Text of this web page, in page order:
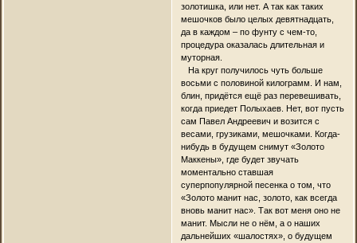
золотишка, или нет. А так как таких
мешочков было целых девятнадцать,
да в каждом – по фунту с чем-то,
процедура оказалась длительная и
муторная.
На круг получилось чуть больше
восьми с половиной килограмм. И нам,
блин, придётся ещё раз перевешивать,
когда приедет Полыхаев. Нет, вот пусть
сам Павел Андреевич и возится с
весами, грузиками, мешочками. Когда-
нибудь в будущем снимут «Золото
Маккены», где будет звучать
моментально ставшая
суперпопулярной песенка о том, что
«Золото манит нас, золото, как всегда
вновь манит нас». Так вот меня оно не
манит. Мысли не о нём, а о наших
дальнейших «шалостях», о будущем